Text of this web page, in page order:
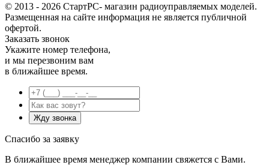
© 2013 - 2026 СтартРС- магазин радиоуправляемых моделей.
Размещенная на сайте информация не является публичной
офертой.
Заказать звонок
Укажите номер телефона,
и мы перезвоним вам
в ближайшее время.
Спасибо за заявку
В ближайшее время менеджер компании свяжется с Вами.